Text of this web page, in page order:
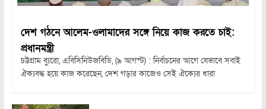
দেশ গঠনে আলেম-ওলামাদের সঙ্গে নিয়ে কাজ করতে চাই:
প্রধানমন্ত্রী
চট্টগ্রাম ব্যুরো, এবিসিনিউজবিডি, (৯ আগস্ট) : নির্বাচনের আগে যেভাবে সবাই
ঐক্যবদ্ধ হয়ে কাজ করেছেন, দেশ গড়ার কাজেও সেই ঐক্যের ধারা